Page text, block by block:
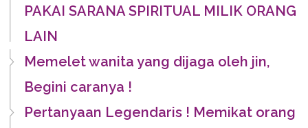
PAKAI SARANA SPIRITUAL MILIK ORANG
LAIN
Memelet wanita yang dijaga oleh jin,
Begini caranya !
Pertanyaan Legendaris ! Memikat orang